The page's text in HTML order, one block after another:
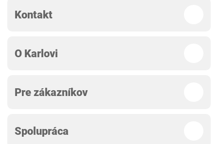
Kontakt
O Karlovi
Pre zákazníkov
Spolupráca